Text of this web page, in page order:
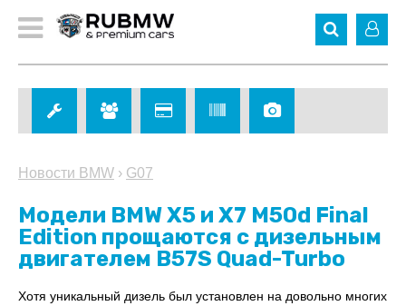
Новости BMW › G07
Модели BMW X5 и X7 M50d Final
Edition прощаются с дизельным
двигателем B57S Quad-Turbo
Хотя уникальный дизель был установлен на довольно многих